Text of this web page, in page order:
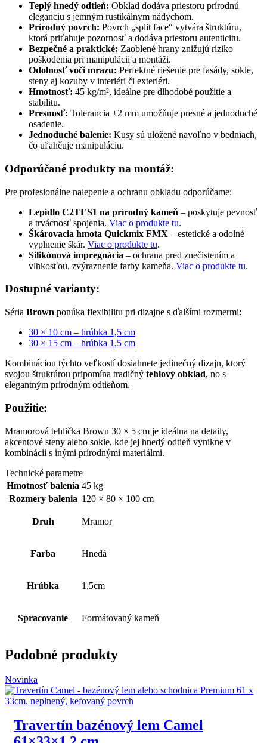
Teplý hnedý odtieň: Obklad dodáva priestoru prírodnú
eleganciu s jemným rustikálnym nádychom.
Prírodný povrch: Povrch „split face“ vytvára štruktúru,
ktorá priťahuje pozornosť a dodáva priestoru autenticitu.
Bezpečné a praktické: Zaoblené hrany znižujú riziko
poškodenia pri manipulácii a montáži.
Odolnosť voči mrazu: Perfektné riešenie pre fasády, sokle,
steny aj kozuby v interiéri či exteriéri.
Hmotnosť: 45 kg/m², ideálne pre dlhodobé použitie a
stabilitu.
Presnosť: Tolerancia ±2 mm umožňuje presné a jednoduché
osadenie.
Jednoduché balenie: Kusy sú uložené navoľno v bedniach,
čo uľahčuje manipuláciu.
Odporúčané produkty na montáž:
Pre profesionálne nalepenie a ochranu obkladu odporúčame:
Lepidlo C2TES1 na prírodný kameň – poskytuje pevnosť
a trvácnosť spojenia. Viac o produkte tu.
Škárovacia hmota Quickmix FMX – estetické a odolné
vyplnenie škár. Viac o produkte tu.
Silikónová impregnácia – ochrana pred znečistením a
vlhkosťou, zvýraznenie farby kameňa. Viac o produkte tu.
Dostupné varianty:
Séria Brown ponúka flexibilitu pri dizajne s ďalšími rozmermi:
30 × 10 cm – hrúbka 1,5 cm
30 × 15 cm – hrúbka 1,5 cm
Kombináciou týchto veľkostí dosiahnete jedinečný dizajn, ktorý
svojou štruktúrou pripomína tradičný tehlový obklad, no s
elegantným prírodným odtieňom.
Použitie:
Mramorová tehlička Brown 30 × 5 cm je ideálna na detaily,
akcentové steny alebo sokle, kde jej hnedý odtieň vynikne v
kombinácii s inými prírodnými materiálmi.
Technické parametre
Hmotnosť balenia 45 kg
Rozmery balenia 120 × 80 × 100 cm
Druh Mramor
Farba Hnedá
Hrúbka 1,5cm
Spracovanie Formátovaný kameň
Podobné produkty
Novinka
Travertín bazénový lem Camel